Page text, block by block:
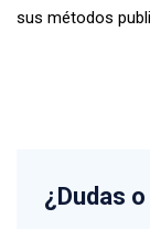
sus métodos
¿Dudas